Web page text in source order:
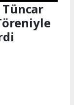
Tüncar